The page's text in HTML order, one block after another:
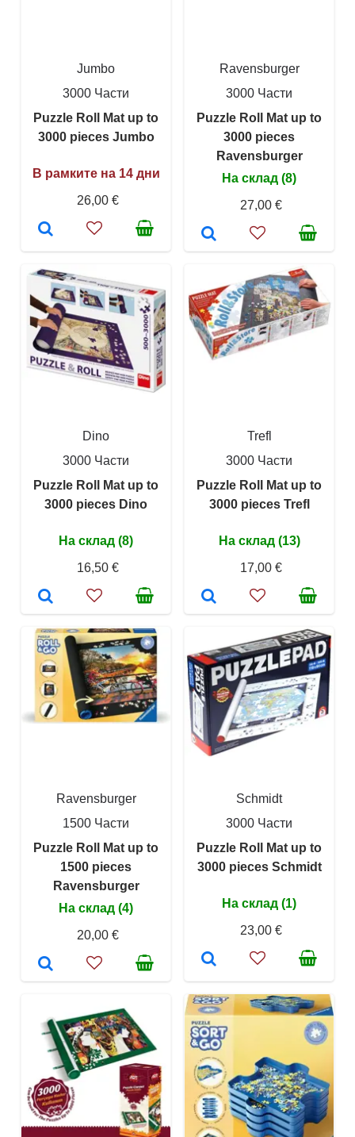
Jumbo
3000 Части
Puzzle Roll Mat up to
3000 pieces Jumbo
В рамките на 14 дни
26,00 €
Ravensburger
3000 Части
Puzzle Roll Mat up to
3000 pieces
Ravensburger
На склад (8)
27,00 €
Dino
3000 Части
Puzzle Roll Mat up to
3000 pieces Dino
На склад (8)
16,50 €
Trefl
3000 Части
Puzzle Roll Mat up to
3000 pieces Trefl
На склад (13)
17,00 €
Ravensburger
1500 Части
Puzzle Roll Mat up to
1500 pieces
Ravensburger
На склад (4)
20,00 €
Schmidt
3000 Части
Puzzle Roll Mat up to
3000 pieces Schmidt
На склад (1)
23,00 €